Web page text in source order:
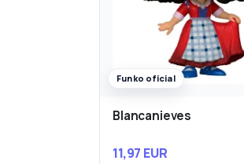
Funko oficial
Blancanieves
11,97 EUR